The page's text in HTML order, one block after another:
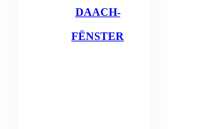
DAACH-
FËNSTER